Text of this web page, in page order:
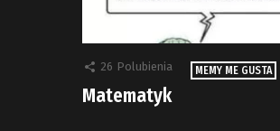
26 Polubienia MEMY ME GUSTA
Matematyk